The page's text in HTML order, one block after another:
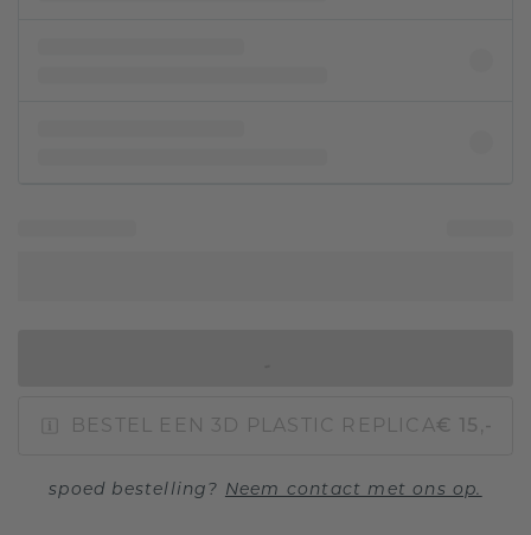
BESTEL EEN 3D PLASTIC REPLICA€ 15,-
spoed bestelling? Neem contact met ons op.